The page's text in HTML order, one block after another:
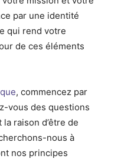
par une identité
qui rend votre
de ces éléments
, commencez par
vous des questions
raison d’être de
nous à
nos principes